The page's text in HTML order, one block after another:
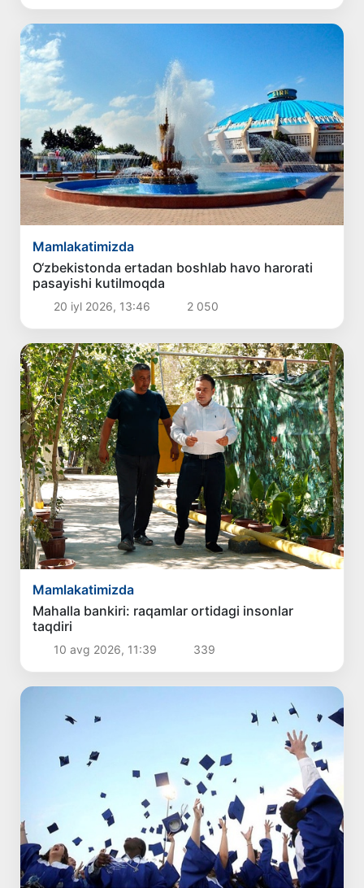
Mamlakatimizda
O‘zbekistonda ertadan boshlab havo harorati
pasayishi kutilmoqda
20 iyl 2026, 13:46 2 050
Mamlakatimizda
Mahalla bankiri: raqamlar ortidagi insonlar
taqdiri
10 avg 2026, 11:39 339